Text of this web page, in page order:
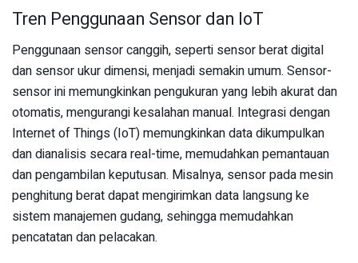
Tren Penggunaan Sensor dan IoT
Penggunaan sensor canggih, seperti sensor berat digital
dan sensor ukur dimensi, menjadi semakin umum. Sensor-
sensor ini memungkinkan pengukuran yang lebih akurat dan
otomatis, mengurangi kesalahan manual. Integrasi dengan
Internet of Things (IoT) memungkinkan data dikumpulkan
dan dianalisis secara real-time, memudahkan pemantauan
dan pengambilan keputusan. Misalnya, sensor pada mesin
penghitung berat dapat mengirimkan data langsung ke
sistem manajemen gudang, sehingga memudahkan
pencatatan dan pelacakan.